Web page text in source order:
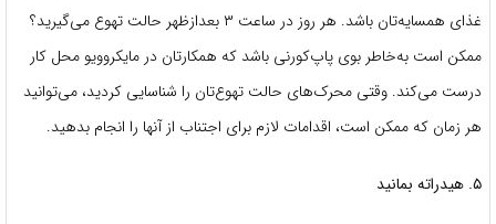
غذای همسایه‌تان باشد. هر روز در ساعت ۳ بعدازظهر حالت تهوع می‌گیرید؟
ممکن است به‌خاطر بوی پاپ‌کورنی باشد که همکارتان در مایکروویو محل کار
درست می‌کند. وقتی محرک‌های حالت تهوع‌تان را شناسایی کردید، می‌توانید
هر زمان که ممکن است، اقدامات لازم برای اجتناب از آنها را انجام بدهید.
۵. هیدراته بمانید